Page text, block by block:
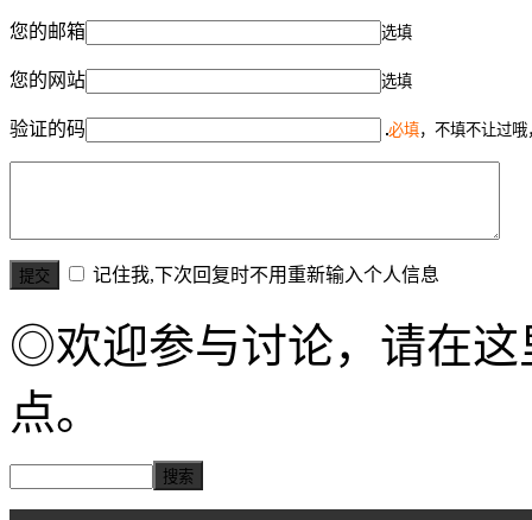
您的邮箱 选填
您的网站 选填
验证的码 必填，不填不让过
记住我,下次回复时不用重新输入个人信息
◎欢迎参与讨论，请在这
点。